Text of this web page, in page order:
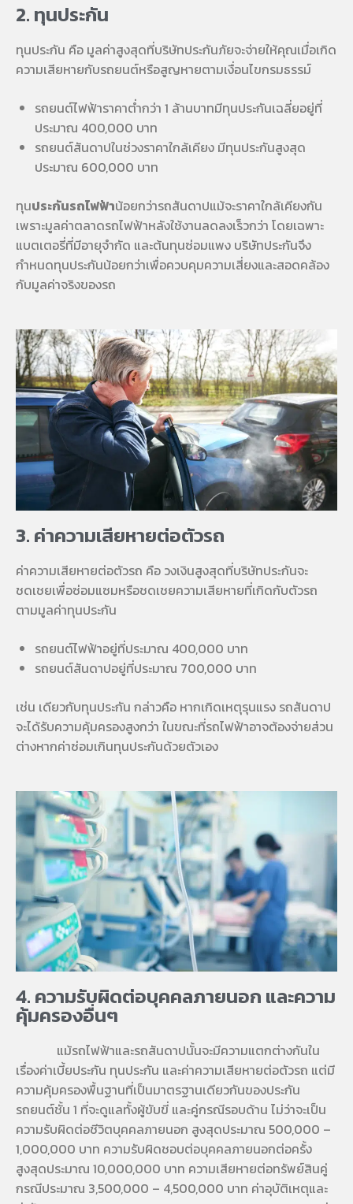
2. ทุนประกัน
ทุนประกัน คือ มูลค่าสูงสุดที่บริษัทประกันภัยจะจ่ายให้คุณเมื่อเกิด
ความเสียหายกับรถยนต์หรือสูญหายตามเงื่อนไขกรมธรรม์
รถยนต์ไฟฟ้าราคาต่ำกว่า 1 ล้านบาทมีทุนประกันเฉลี่ยอยู่ที่
ประมาณ 400,000 บาท
รถยนต์สันดาปในช่วงราคาใกล้เคียง มีทุนประกันสูงสุด
ประมาณ 600,000 บาท
ทุนประกันรถไฟฟ้าน้อยกว่ารถสันดาปแม้จะราคาใกล้เคียงกัน
เพราะมูลค่าตลาดรถไฟฟ้าหลังใช้งานลดลงเร็วกว่า โดยเฉพาะ
แบตเตอรี่ที่มีอายุจำกัด และต้นทุนซ่อมแพง บริษัทประกันจึง
กำหนดทุนประกันน้อยกว่าเพื่อควบคุมความเสี่ยงและสอดคล้อง
กับมูลค่าจริงของรถ
3. ค่าความเสียหายต่อตัวรถ
ค่าความเสียหายต่อตัวรถ คือ วงเงินสูงสุดที่บริษัทประกันจะ
ชดเชยเพื่อซ่อมแซมหรือชดเชยความเสียหายที่เกิดกับตัวรถ
ตามมูลค่าทุนประกัน
รถยนต์ไฟฟ้าอยู่ที่ประมาณ 400,000 บาท
รถยนต์สันดาปอยู่ที่ประมาณ 700,000 บาท
เช่น เดียวกับทุนประกัน กล่าวคือ หากเกิดเหตุรุนแรง รถสันดาป
จะได้รับความคุ้มครองสูงกว่า ในขณะที่รถไฟฟ้าอาจต้องจ่ายส่วน
ต่างหากค่าซ่อมเกินทุนประกันด้วยตัวเอง
4. ความรับผิดต่อบุคคลภายนอก และความ
คุ้มครองอื่นๆ
แม้รถไฟฟ้าและรถสันดาปนั้นจะมีความแตกต่างกันใน
เรื่องค่าเบี้ยประกัน ทุนประกัน และค่าความเสียหายต่อตัวรถ แต่มี
ความคุ้มครองพื้นฐานที่เป็นมาตรฐานเดียวกันของประกัน
รถยนต์ชั้น 1 ที่จะดูแลทั้งผู้ขับขี่ และคู่กรณีรอบด้าน ไม่ว่าจะเป็น
ความรับผิดต่อชีวิตบุคคลภายนอก สูงสุดประมาณ 500,000 –
1,000,000 บาท ความรับผิดชอบต่อบุคคลภายนอกต่อครั้ง
สูงสุดประมาณ 10,000,000 บาท ความเสียหายต่อทรัพย์สินคู่
กรณีประมาณ 3,500,000 – 4,500,000 บาท ค่าอุบัติเหตุและ